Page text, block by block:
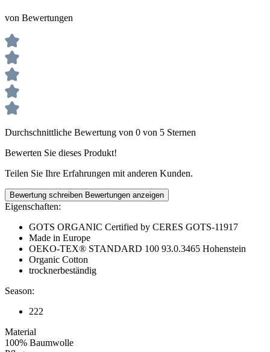
von Bewertungen
Durchschnittliche Bewertung von 0 von 5 Sternen
Bewerten Sie dieses Produkt!
Teilen Sie Ihre Erfahrungen mit anderen Kunden.
Bewertung schreiben Bewertungen anzeigen
Eigenschaften:
GOTS ORGANIC Certified by CERES GOTS-11917
Made in Europe
OEKO-TEX® STANDARD 100 93.0.3465 Hohenstein
Organic Cotton
trocknerbeständig
Season:
222
Material
100% Baumwolle